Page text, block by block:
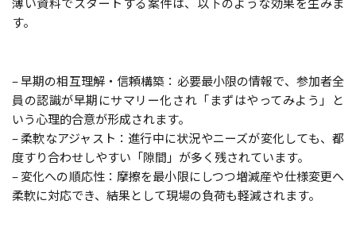
す。
– 早期の相互理解・信頼構築：必要最小限の情報で、参加者全
員の認識が早期にサマリー化され「まずはやってみよう」と
いう心理的合意が形成されます。
– 柔軟なアジャスト：進行中に状況やニーズが変化しても、都
度すり合わせしやすい「隙間」が多く残されています。
– 変化への順応性：摩擦を最小限にしつつ増減産や仕様変更へ
柔軟に対応でき、結果として現場の負荷も軽減されます。